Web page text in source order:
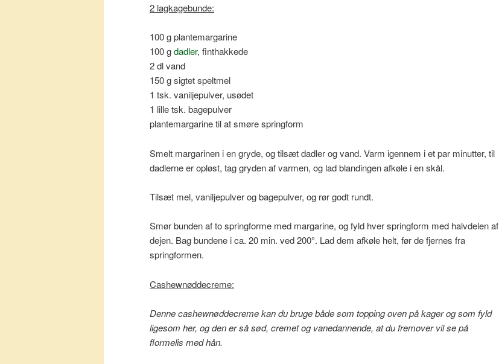
2 lagkagebunde:
100 g plantemargarine
100 gdadler, finthakkede
2 dl vand
150 g sigtet speltmel
1 tsk. vaniljepulver, usødet
1 lille tsk. bagepulver
plantemargarine til at smøre springform
Smelt margarinen i en gryde, og tilsæt dadler og vand. Varm igennem i et par minutter, til
dadlerne er opløst, tag gryden af varmen, og lad blandingen afkøle i en skål.
Tilsæt mel, vaniljepulver og bagepulver, og rør godt rundt.
Smør bunden af to springforme med margarine, og fyld hver springform med halvdelen af
dejen. Bag bundene i ca. 20 min. ved 200°. Lad dem afkøle helt, før de fjernes fra
springformen.
Cashewnøddecreme:
Denne cashewnøddecreme kan du bruge både som topping oven på kager og som fyld
ligesom her, og den er så sød, cremet og vanedannende, at du fremover vil se på
flormelis med hån.